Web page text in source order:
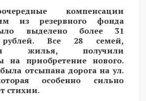
компенсации
из резервного фонда
выделено более 31
Все 28 семей,
жилья, получили
на приобретение нового.
отсыпана дорога на ул.
особенно сильно
стихии.